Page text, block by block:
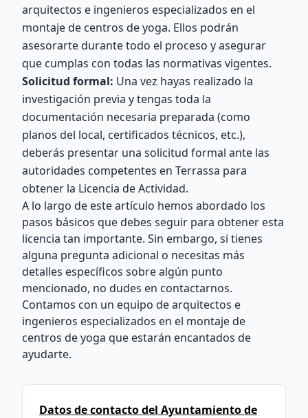
arquitectos e ingenieros especializados en el
montaje de centros de yoga. Ellos podrán
asesorarte durante todo el proceso y asegurar
que cumplas con todas las normativas vigentes.
Solicitud formal: Una vez hayas realizado la
investigación previa y tengas toda la
documentación necesaria preparada (como
planos del local, certificados técnicos, etc.),
deberás presentar una solicitud formal ante las
autoridades competentes en Terrassa para
obtener la Licencia de Actividad.
A lo largo de este artículo hemos abordado los
pasos básicos que debes seguir para obtener esta
licencia tan importante. Sin embargo, si tienes
alguna pregunta adicional o necesitas más
detalles específicos sobre algún punto
mencionado, no dudes en contactarnos.
Contamos con un equipo de arquitectos e
ingenieros especializados en el montaje de
centros de yoga que estarán encantados de
ayudarte.
Datos de contacto del Ayuntamiento de